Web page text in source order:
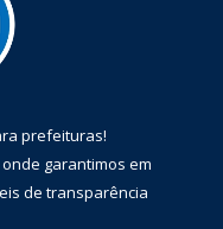
prefeituras!
garantimos em
de transparência